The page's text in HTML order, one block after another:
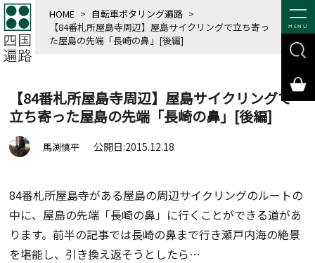
MENU
HOME > 自転車ポタリング遍路 >
【84番札所屋島寺周辺】屋島サイクリングで立ち寄っ
た屋島の先端「長崎の鼻」[後編]
【84番札所屋島寺周辺】屋島サイクリングで
立ち寄った屋島の先端「長崎の鼻」[後編]
馬渕慎平 公開日:2015.12.18
84番札所屋島寺がある屋島の周辺サイクリングのルートの
中に、屋島の先端「長崎の鼻」に行くことができる道があ
ります。前半の記事では長崎の鼻まで行き瀬戸内海の絶景
を堪能し、引き換え返そうとしたら…